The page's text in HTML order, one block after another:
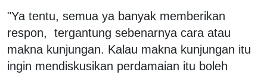
"Ya tentu, semua ya banyak memberikan
respon, tergantung sebenarnya cara atau
makna kunjungan. Kalau makna kunjungan itu
ingin mendiskusikan perdamaian itu boleh